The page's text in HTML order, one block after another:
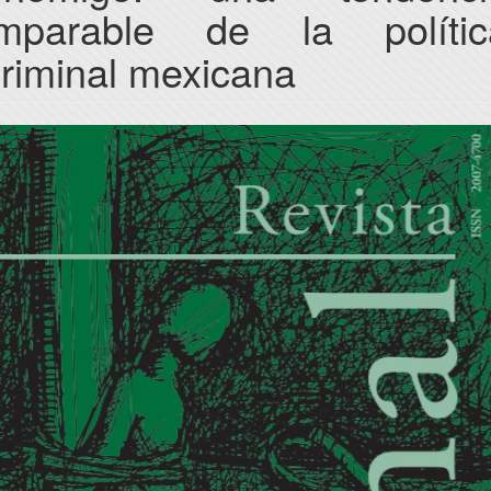
de la
mexicana